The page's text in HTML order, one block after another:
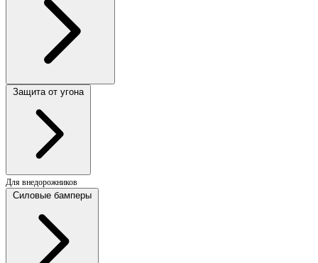
Защита от угона
Для внедорожников
Силовые бамперы